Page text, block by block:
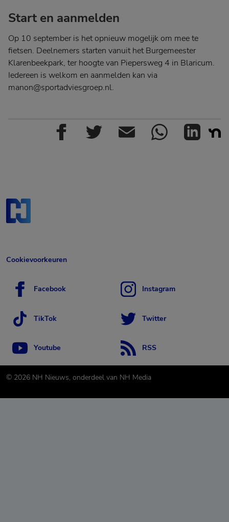
Start en aanmelden
Op 10 september is het opnieuw mogelijk om mee te
fietsen. Deelnemers starten vanuit het Burgemeester
Klarenbeekpark, ter hoogte van Piepersweg 4 in Blaricum.
Iedereen is welkom en aanmelden kan via
manon@sportadviesgroep.nl.
Cookievoorkeuren
Facebook Instagram
TikTok Twitter
Youtube RSS
© 2026 NH Nieuws, onderdeel van NH Media